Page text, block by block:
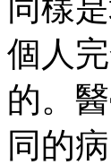
同樣
個人
的。
同的